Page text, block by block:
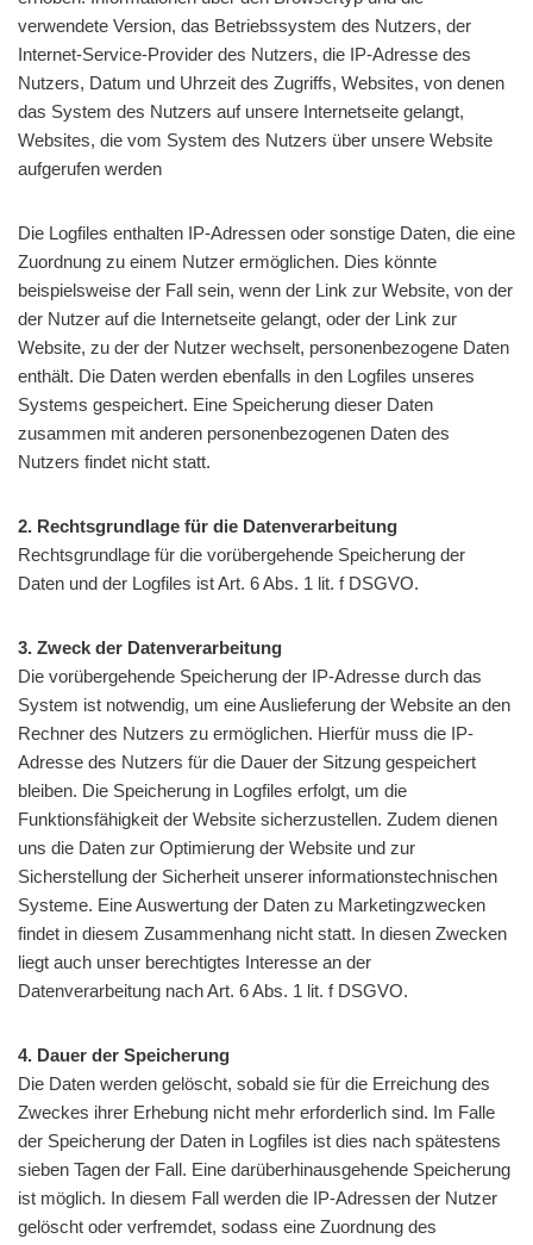
verwendete Version, das Betriebssystem des Nutzers, der
Internet-Service-Provider des Nutzers, die IP-Adresse des
Nutzers, Datum und Uhrzeit des Zugriffs, Websites, von denen
das System des Nutzers auf unsere Internetseite gelangt,
Websites, die vom System des Nutzers über unsere Website
aufgerufen werden
Die Logfiles enthalten IP-Adressen oder sonstige Daten, die eine
Zuordnung zu einem Nutzer ermöglichen. Dies könnte
beispielsweise der Fall sein, wenn der Link zur Website, von der
der Nutzer auf die Internetseite gelangt, oder der Link zur
Website, zu der der Nutzer wechselt, personenbezogene Daten
enthält. Die Daten werden ebenfalls in den Logfiles unseres
Systems gespeichert. Eine Speicherung dieser Daten
zusammen mit anderen personenbezogenen Daten des
Nutzers findet nicht statt.
2. Rechtsgrundlage für die Datenverarbeitung
Rechtsgrundlage für die vorübergehende Speicherung der
Daten und der Logfiles ist Art. 6 Abs. 1 lit. f DSGVO.
3. Zweck der Datenverarbeitung
Die vorübergehende Speicherung der IP-Adresse durch das
System ist notwendig, um eine Auslieferung der Website an den
Rechner des Nutzers zu ermöglichen. Hierfür muss die IP-
Adresse des Nutzers für die Dauer der Sitzung gespeichert
bleiben. Die Speicherung in Logfiles erfolgt, um die
Funktionsfähigkeit der Website sicherzustellen. Zudem dienen
uns die Daten zur Optimierung der Website und zur
Sicherstellung der Sicherheit unserer informationstechnischen
Systeme. Eine Auswertung der Daten zu Marketingzwecken
findet in diesem Zusammenhang nicht statt. In diesen Zwecken
liegt auch unser berechtigtes Interesse an der
Datenverarbeitung nach Art. 6 Abs. 1 lit. f DSGVO.
4. Dauer der Speicherung
Die Daten werden gelöscht, sobald sie für die Erreichung des
Zweckes ihrer Erhebung nicht mehr erforderlich sind. Im Falle
der Speicherung der Daten in Logfiles ist dies nach spätestens
sieben Tagen der Fall. Eine darüberhinausgehende Speicherung
ist möglich. In diesem Fall werden die IP-Adressen der Nutzer
gelöscht oder verfremdet, sodass eine Zuordnung des